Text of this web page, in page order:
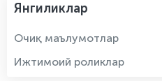
Янгиликлар
Очиқ маълумотлар
Ижтимоий роликлар